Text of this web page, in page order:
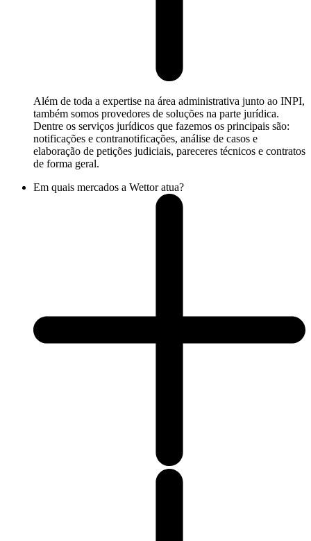
Além de toda a expertise na área administrativa junto ao INPI,
também somos provedores de soluções na parte jurídica.
Dentre os serviços jurídicos que fazemos os principais são:
notificações e contranotificações, análise de casos e
elaboração de petições judiciais, pareceres técnicos e contratos
de forma geral.
Em quais mercados a Wettor atua?